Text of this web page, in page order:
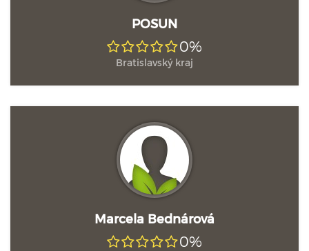
POSUN
0%
Bratislavský kraj
Marcela Bednárová
0%